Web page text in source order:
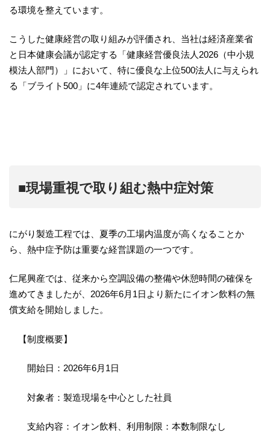
る環境を整えています。
こうした健康経営の取り組みが評価され、当社は経済産業省
と日本健康会議が認定する「健康経営優良法人2026（中小規
模法人部門）」において、特に優良な上位500法人に与えられ
る「ブライト500」に4年連続で認定されています。
■現場重視で取り組む熱中症対策
にがり製造工程では、夏季の工場内温度が高くなることか
ら、熱中症予防は重要な経営課題の一つです。
仁尾興産では、従来から空調設備の整備や休憩時間の確保を
進めてきましたが、2026年6月1日より新たにイオン飲料の無
償支給を開始しました。
【制度概要】
開始日：2026年6月1日
対象者：製造現場を中心とした社員
支給内容：イオン飲料、利用制限：本数制限なし